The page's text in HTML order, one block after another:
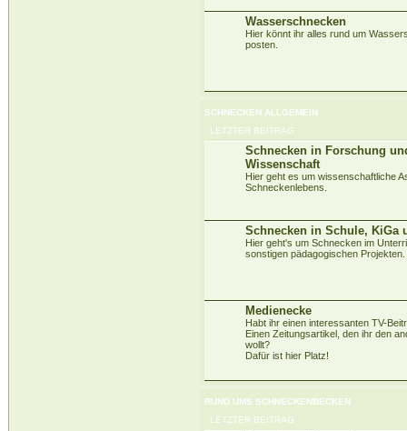
Wasserschnecken
Hier könnt ihr alles rund um
posten.
SCHNECKEN ALLGEMEIN
LETZTER BEITRAG
Schnecken in Forschung
Wissenschaft
Hier geht es um wissenschaftliche
Schneckenlebens.
Schnecken in Schule, KiGa
Hier geht's um Schnecken im
sonstigen pädagogischen Projekten.
Medienecke
Habt ihr einen interessanten TV-
Einen Zeitungsartikel, den ihr den
wollt?
Dafür ist hier Platz!
RUND UMS SCHNECKENBECKEN
LETZTER BEITRAG